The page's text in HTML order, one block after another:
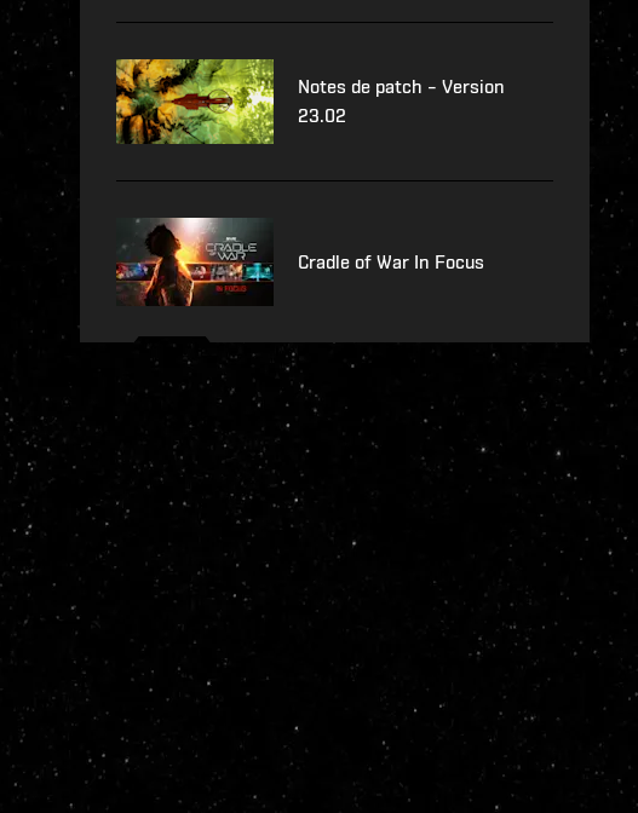
Notes de patch – Version
23.02
Cradle of War In Focus